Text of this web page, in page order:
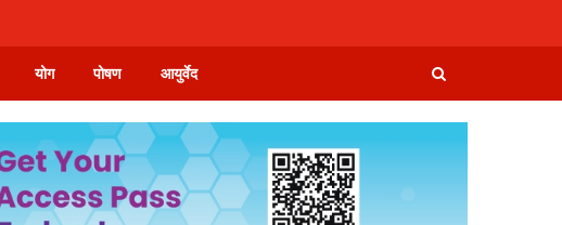
योग पोषण आयुर्वेद